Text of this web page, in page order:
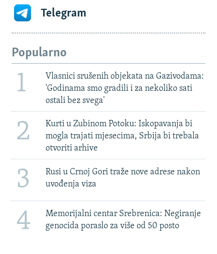
Telegram
Popularno
1
Vlasnici srušenih objekata na Gazivodama:
'Godinama smo gradili i za nekoliko sati
ostali bez svega'
2
Kurti u Zubinom Potoku: Iskopavanja bi
mogla trajati mjesecima, Srbija bi trebala
otvoriti arhive
3
Rusi u Crnoj Gori traže nove adrese nakon
uvođenja viza
4
Memorijalni centar Srebrenica: Negiranje
genocida poraslo za više od 50 posto